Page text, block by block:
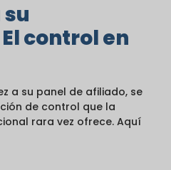
control en
a su panel de afiliado, se
de control que la
rara vez ofrece. Aquí